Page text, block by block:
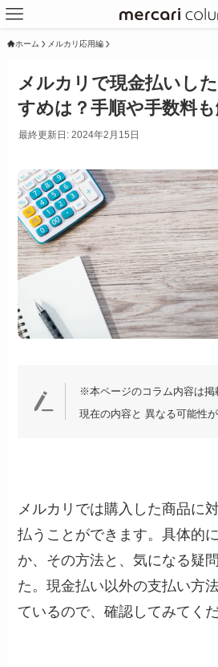
ホーム メルカリ応用編
メルカリで現金払いし
すめは？手順や手数料
最終更新日: 2024年2月15日
※本ページのコラム内容は掲
現在の内容と 異なる可能性が
メルカリでは購入した商品に
払うことができます。具体的
か、その方法と、気になる疑
た。現金払い以外の支払い方
ているので、確認してみてくだ